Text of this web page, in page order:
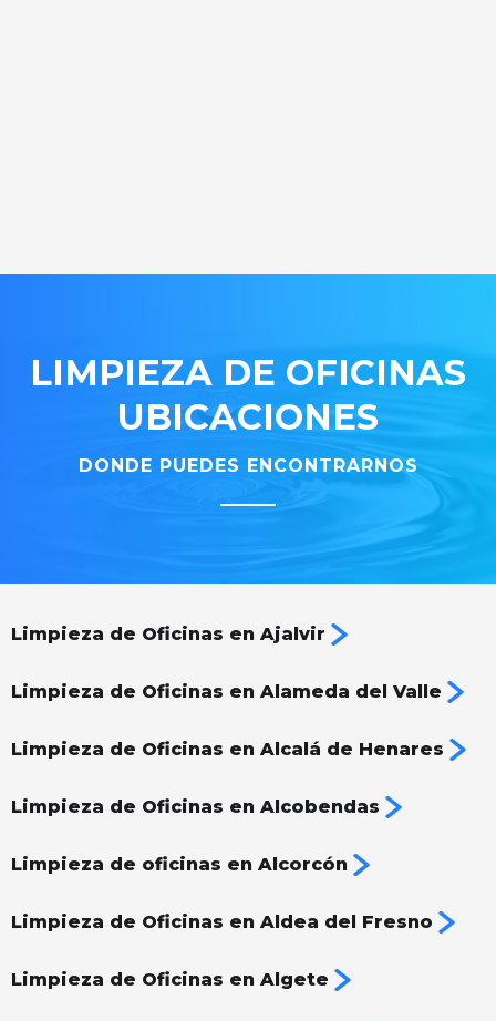
LIMPIEZA DE OFICINAS
UBICACIONES
DONDE PUEDES ENCONTRARNOS
Limpieza de Oficinas en Ajalvir
Limpieza de Oficinas en Alameda del Valle
Limpieza de Oficinas en Alcalá de Henares
Limpieza de Oficinas en Alcobendas
Limpieza de oficinas en Alcorcón
Limpieza de Oficinas en Aldea del Fresno
Limpieza de Oficinas en Algete